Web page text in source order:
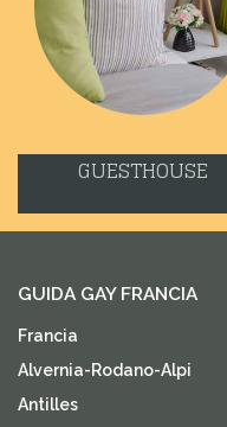
GUESTHOUSE
GUIDA GAY FRANCIA
Francia
Alvernia-Rodano-Alpi
Antilles